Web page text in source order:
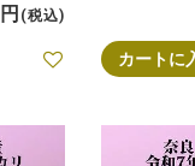
税込
カートに